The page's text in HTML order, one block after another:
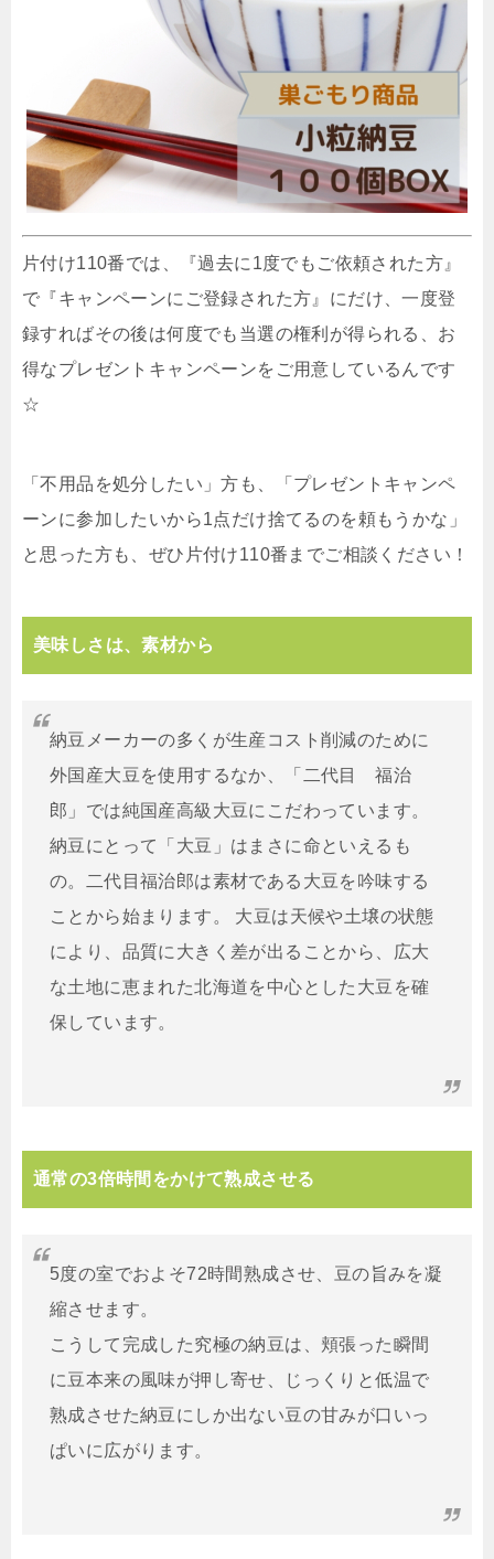
片付け110番では、『過去に1度でもご依頼された方』
で『キャンペーンにご登録された方』にだけ、一度登
録すればその後は何度でも当選の権利が得られる、お
得なプレゼントキャンペーンをご用意しているんです
☆
「不用品を処分したい」方も、「プレゼントキャンペ
ーンに参加したいから1点だけ捨てるのを頼もうかな」
と思った方も、ぜひ片付け110番までご相談ください！
美味しさは、素材から
納豆メーカーの多くが生産コスト削減のために
外国産大豆を使用するなか、「二代目 福治
郎」では純国産高級大豆にこだわっています。
納豆にとって「大豆」はまさに命といえるも
の。二代目福治郎は素材である大豆を吟味する
ことから始まります。 大豆は天候や土壌の状態
により、品質に大きく差が出ることから、広大
な土地に恵まれた北海道を中心とした大豆を確
保しています。
通常の3倍時間をかけて熟成させる
5度の室でおよそ72時間熟成させ、豆の旨みを凝
縮させます。
こうして完成した究極の納豆は、頬張った瞬間
に豆本来の風味が押し寄せ、じっくりと低温で
熟成させた納豆にしか出ない豆の甘みが口いっ
ぱいに広がります。